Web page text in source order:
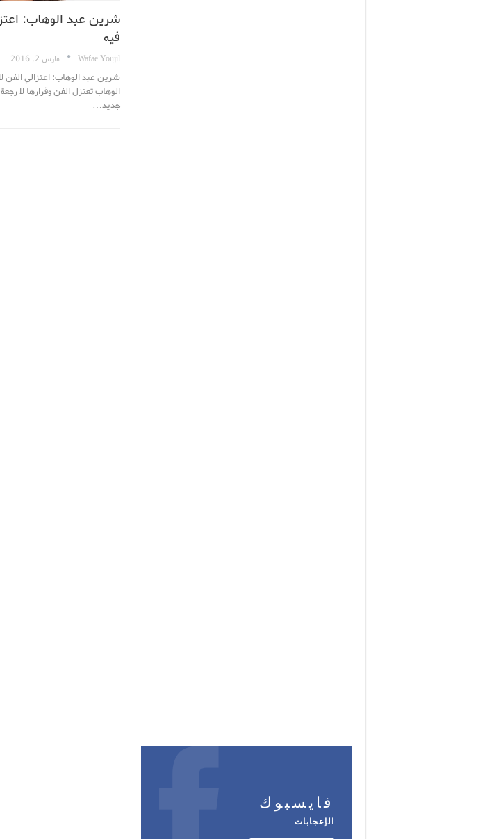
شرين عبد الوهاب:
فيه
Wafae Youjil مارس 2, 2016
شرين عبد الوهاب: اعتزالي الفن
الوهاب تعتزل الفن وقرارها لا
جديد…
فايسبوك
الإعجابات